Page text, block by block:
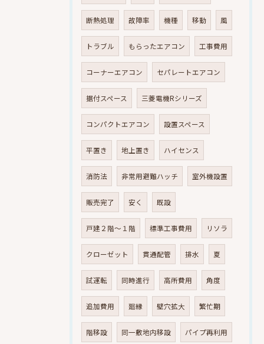
断熱処理 故障率 機種 移動 風
トラブル もらったエアコン 工事費用
コーナーエアコン セパレートエアコン
据付スペース 三菱電機Rシリーズ
コンパクトエアコン 設置スペース
平置き 地上置き ハイセンス
消防法 非常用避難ハッチ 室外機設置
販売完了 安く 既設
戸建２階～１階 標準工事費用 リソラ
クローゼット 貫通配管 排水 夏
試運転 同時進行 高所費用 角度
追加費用 廻縁 壁穴拡大 繁忙期
階移設 同一敷地内移設 パイプ再利用